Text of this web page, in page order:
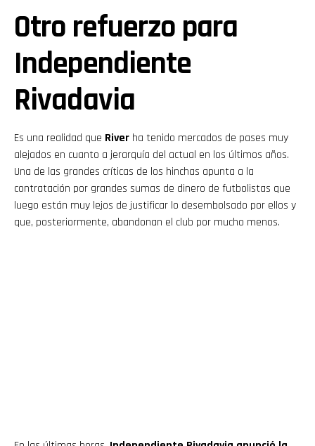
Otro refuerzo para
Independiente
Rivadavia
Es una realidad que River ha tenido mercados de pases muy
alejados en cuanto a jerarquía del actual en los últimos años.
Una de las grandes críticas de los hinchas apunta a la
contratación por grandes sumas de dinero de futbolistas que
luego están muy lejos de justificar lo desembolsado por ellos y
que, posteriormente, abandonan el club por mucho menos.